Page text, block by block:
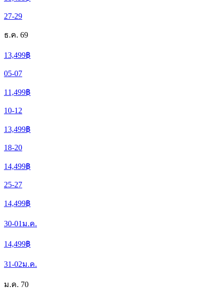
27-29
ธ.ค. 69
13,499฿
05-07
11,499฿
10-12
13,499฿
18-20
14,499฿
25-27
14,499฿
30-01 ม.ค.
14,499฿
31-02ม.ค.
ม.ค. 70